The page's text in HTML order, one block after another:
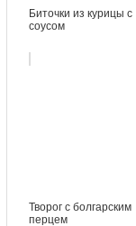
Биточки из курицы с
соусом
Творог с болгарским
перцем